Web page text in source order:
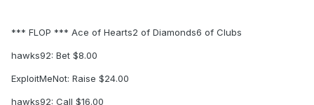
*** FLOP *** Ace of Hearts2 of Diamonds6 of Clubs
hawks92: Bet $8.00
ExploitMeNot: Raise $24.00
hawks92: Call $16.00